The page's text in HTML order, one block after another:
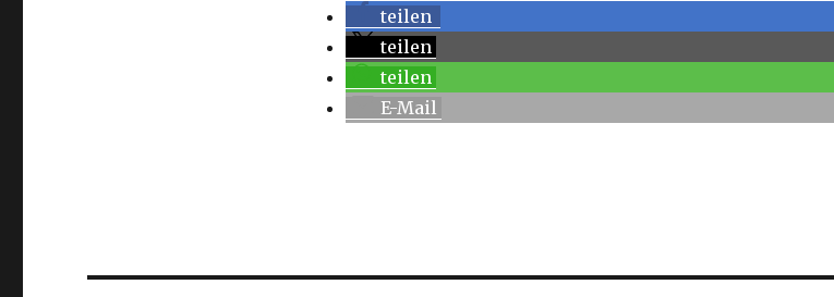
teilen
teilen
teilen
E-Mail